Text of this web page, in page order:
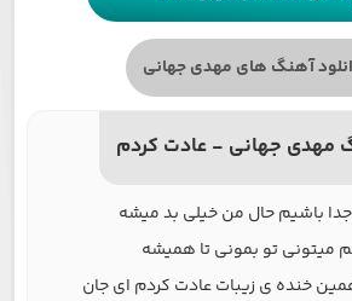
آهنگ های مهدی جهانی
مهدی جهانی - عادت کردم
باشیم حال من خیلی بد میشه
میتونی تو بمونی تا همیشه
خنده ی زیبات عادت کردم ای جان